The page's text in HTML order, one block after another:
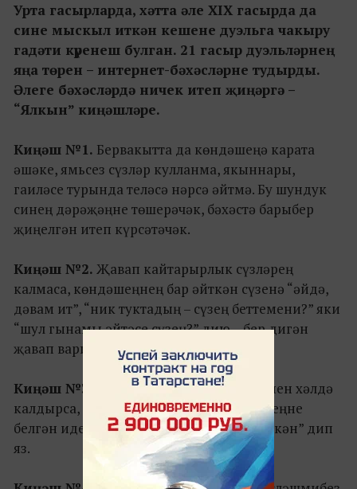
Урта гасырларда, хәтта әле XIX гасырда да
сине мыскыл иткән кешене дуэльга чакыру
гадәти күренеш булган. 21 гасыр дуэльләрнең
яңа төрен – интернет-бәхәсләрне тудырды.
Әлеге бәхәсләрдә ничек итеп җиңәргә –
“Ялкын” киңәшләре.
Киңәш №1. Бервакытта да көндәшеңә карата
әшәке, ямьсез сүзләр кулланма, якыннары,
гаиләсе турында теләсә нәрсә әйтмә. Бу шундук
синең дәрәҗәңне төшерәчәк, бәхәстә барыбер
җиңелгән итеп күрсәтәчәк.
Киңәш №2. Җавап кайтарырлык сүзләрең
калмаса, көндәшеңнең бар әйткән сүзенә “әйдә,
дәвам ит”, “ник туктадың – сүзең беттемени?” яки
“шул гынамы әйтәсе сүзең?” дию – бер дигән
җавап вариантлары.
Киңәш №3.
Әгәр җавап сине тупикта, кыен хәлдә
калдырса, “мин синең шулай дип әйтәсеңне
белгән идем – син берни аңламыйсың икән” дип
яз.